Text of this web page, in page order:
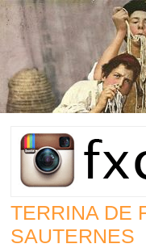
TERRINA DE
SAUTERNES